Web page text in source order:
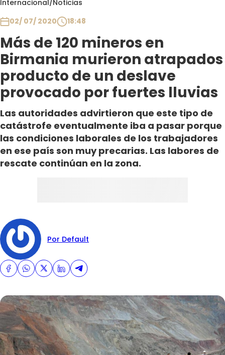
Internacional/Noticias
02/ 07/ 2020
18:48
Más de 120 mineros en
Birmania murieron atrapados
producto de un deslave
provocado por fuertes lluvias
Las autoridades advirtieron que este tipo de
catástrofe eventualmente iba a pasar porque
las condiciones laborales de los trabajadores
en ese país son muy precarias. Las labores de
rescate continúan en la zona.
Por Default
Club De La Comedia
Contigo en Directo
Plan Perfecto
El Tiempo
Sabingo
Todos Los Programas